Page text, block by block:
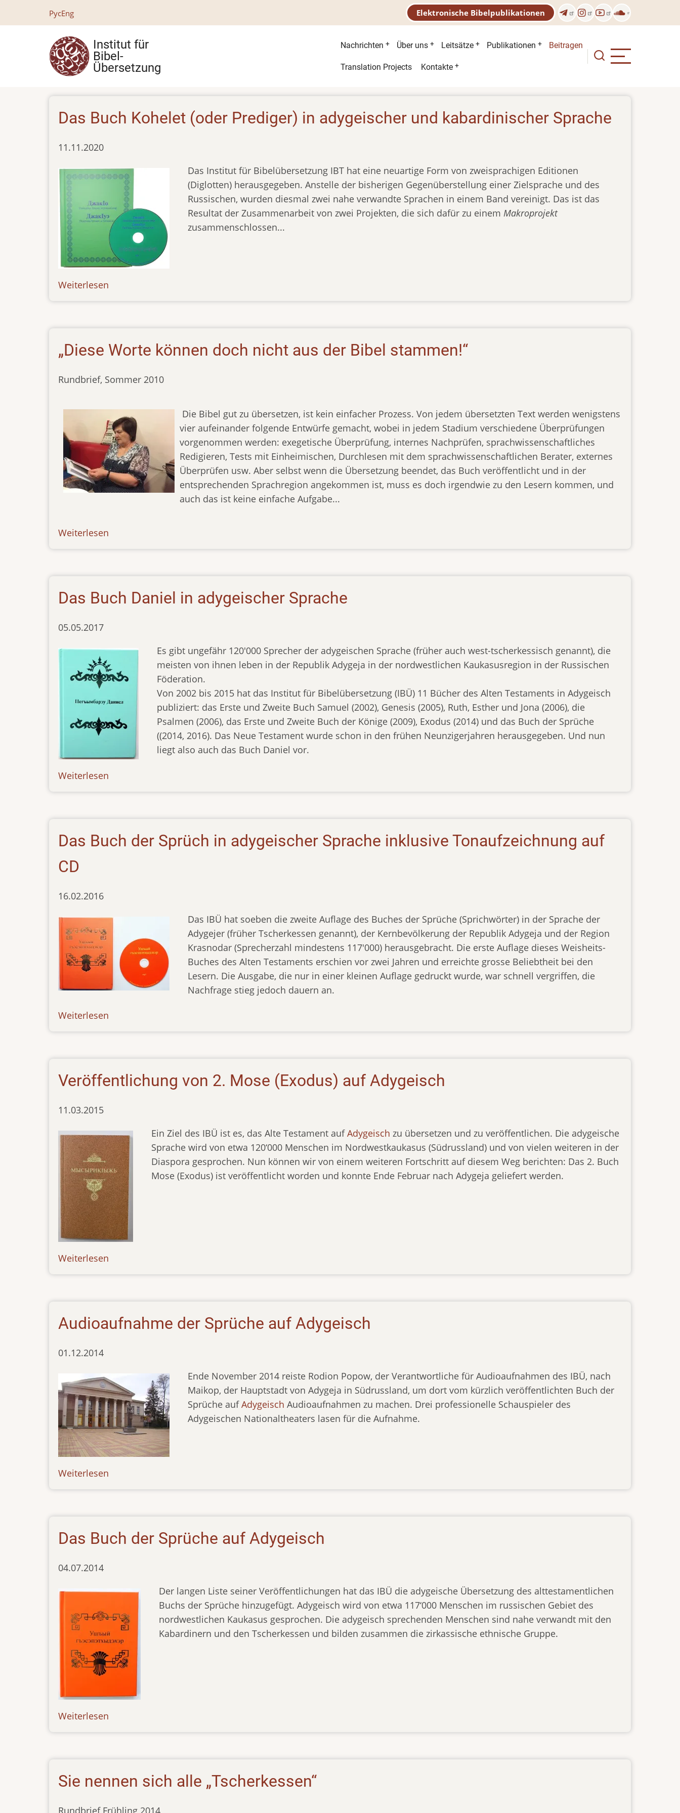
РусEng Elektronische Bibelpublikationen
Institut für
Bibel-
Übersetzung
Hauptnavigation
Nachrichten Über uns Leitsätze Publikationen Beitragen
Second
Translation Projects Kontakte
Das Buch Kohelet (oder Prediger) in adygeischer und kabardinischer Sprache
11.11.2020
Das Institut für Bibelübersetzung IBT hat eine neuartige Form von zweisprachigen Editionen
(Diglotten) herausgegeben. Anstelle der bisherigen Gegenüberstellung einer Zielsprache und des
Russischen, wurden diesmal zwei nahe verwandte Sprachen in einem Band vereinigt. Das ist das
Resultat der Zusammenarbeit von zwei Projekten, die sich dafür zu einem Makroprojekt
zusammenschlossen...
Weiterlesen
„Diese Worte können doch nicht aus der Bibel stammen!“
Rundbrief, Sommer 2010
Die Bibel gut zu übersetzen, ist kein einfacher Prozess. Von jedem übersetzten Text werden wenigstens
vier aufeinander folgende Entwürfe gemacht, wobei in jedem Stadium verschiedene Überprüfungen
vorgenommen werden: exegetische Überprüfung, internes Nachprüfen, sprachwissenschaftliches
Redigieren, Tests mit Einheimischen, Durchlesen mit dem sprachwissenschaftlichen Berater, externes
Überprüfen usw. Aber selbst wenn die Übersetzung beendet, das Buch veröffentlicht und in der
entsprechenden Sprachregion angekommen ist, muss es doch irgendwie zu den Lesern kommen, und
auch das ist keine einfache Aufgabe...
Weiterlesen
Das Buch Daniel in adygeischer Sprache
05.05.2017
Es gibt ungefähr 120'000 Sprecher der adygeischen Sprache (früher auch west-tscherkessisch genannt), die
meisten von ihnen leben in der Republik Adygeja in der nordwestlichen Kaukasusregion in der Russischen
Föderation.
Von 2002 bis 2015 hat das Institut für Bibelübersetzung (IBÜ) 11 Bücher des Alten Testaments in Adygeisch
publiziert: das Erste und Zweite Buch Samuel (2002), Genesis (2005), Ruth, Esther und Jona (2006), die
Psalmen (2006), das Erste und Zweite Buch der Könige (2009), Exodus (2014) und das Buch der Sprüche
((2014, 2016). Das Neue Testament wurde schon in den frühen Neunzigerjahren herausgegeben. Und nun
liegt also auch das Buch Daniel vor.
Weiterlesen
Das Buch der Sprüch in adygeischer Sprache inklusive Tonaufzeichnung auf
CD
16.02.2016
Das IBÜ hat soeben die zweite Auflage des Buches der Sprüche (Sprichwörter) in der Sprache der
Adygejer (früher Tscherkessen genannt), der Kernbevölkerung der Republik Adygeja und der Region
Krasnodar (Sprecherzahl mindestens 117'000) herausgebracht. Die erste Auflage dieses Weisheits-
Buches des Alten Testaments erschien vor zwei Jahren und erreichte grosse Beliebtheit bei den
Lesern. Die Ausgabe, die nur in einer kleinen Auflage gedruckt wurde, war schnell vergriffen, die
Nachfrage stieg jedoch dauern an.
Weiterlesen
Veröffentlichung von 2. Mose (Exodus) auf Adygeisch
11.03.2015
Ein Ziel des IBÜ ist es, das Alte Testament aufAdygeisch zu übersetzen und zu veröffentlichen. Die adygeische
Sprache wird von etwa 120‘000 Menschen im Nordwestkaukasus (Südrussland) und von vielen weiteren in der
Diaspora gesprochen. Nun können wir von einem weiteren Fortschritt auf diesem Weg berichten: Das 2. Buch
Mose (Exodus) ist veröffentlicht worden und konnte Ende Februar nach Adygeja geliefert werden.
Weiterlesen
Audioaufnahme der Sprüche auf Adygeisch
01.12.2014
Ende November 2014 reiste Rodion Popow, der Verantwortliche für Audioaufnahmen des IBÜ, nach
Maikop, der Hauptstadt von Adygeja in Südrussland, um dort vom kürzlich veröffentlichten Buch der
Sprüche aufAdygeisch Audioaufnahmen zu machen. Drei professionelle Schauspieler des
Adygeischen Nationaltheaters lasen für die Aufnahme.
Weiterlesen
Das Buch der Sprüche auf Adygeisch
04.07.2014
Der langen Liste seiner Veröffentlichungen hat das IBÜ die adygeische Übersetzung des alttestamentlichen
Buchs der Sprüche hinzugefügt. Adygeisch wird von etwa 117‘000 Menschen im russischen Gebiet des
nordwestlichen Kaukasus gesprochen. Die adygeisch sprechenden Menschen sind nahe verwandt mit den
Kabardinern und den Tscherkessen und bilden zusammen die zirkassische ethnische Gruppe.
Weiterlesen
Sie nennen sich alle „Tscherkessen“
Rundbrief Frühling 2014